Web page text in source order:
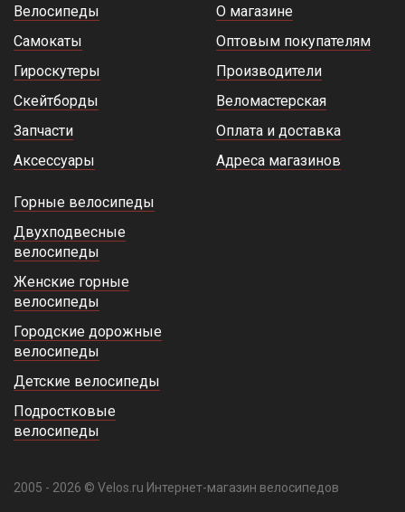
Велосипеды
Самокаты
Гироскутеры
Скейтборды
Запчасти
Аксессуары
О магазине
Оптовым покупателям
Производители
Веломастерская
Оплата и доставка
Адреса магазинов
Горные велосипеды
Двухподвесные
велосипеды
Женские горные
велосипеды
Городские дорожные
велосипеды
Детские велосипеды
Подростковые
велосипеды
2005 - 2026 © Velos.ru Интернет-магазин велосипедов